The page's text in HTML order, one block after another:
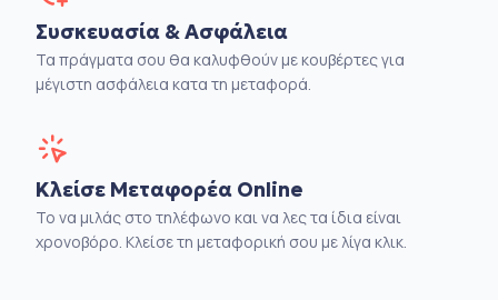
Συσκευασία & Ασφάλεια
Τα πράγματα σου θα καλυφθούν με κουβέρτες για
μέγιστη ασφάλεια κατα τη μεταφορά.
Κλείσε Μεταφορέα Online
Το να μιλάς στο τηλέφωνο και να λες τα ίδια είναι
χρονοβόρο. Κλείσε τη μεταφορική σου με λίγα κλικ.